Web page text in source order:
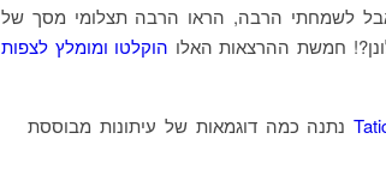
לשמחתי הרבה, הראו הרבה תצלומי מסך של
חמשת ההרצאות האלו הוקלטו ומומלץ לצפות
נתנה כמה דוגמאות של עיתונות מבוססת